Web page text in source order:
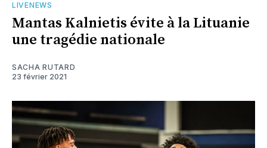
LIVENEWS
Mantas Kalnietis évite à la Lituanie
une tragédie nationale
SACHA RUTARD
23 février 2021